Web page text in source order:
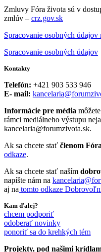
Zmluvy Fóra života sú v
zmlúv – crz.gov.sk
Spracovanie osobných údajov
Spracovanie osobných údajov
Kontakty
Telefón: +421 903 533 946
E- mail:
Informácie pre média
rámci mediálneho výstupu
kancelaria@forumzivota.sk.
Ak sa chcete stať členom
odkaze.
Ak sa chcete stať naším
napíšte nám na
aj na tomto odkaze
Kam ďalej?
chcem podporiť
odoberať novinky
ponoriť sa do krehkých tém
Projekty, pod našimi